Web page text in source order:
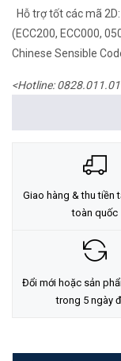
Hỗ trợ tốt các mã
(ECC200, ECC000,
Chinese Sensible
<Hotline:
Giao hàng & thu tiền
toàn quốc
Đổi mới hoặc sản
trong 5 ngày